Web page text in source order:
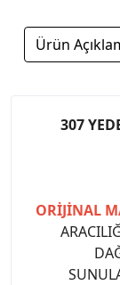
Ürün
307
ORİJİNAL